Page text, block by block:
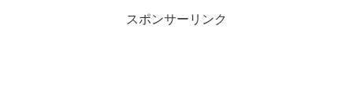
スポンサーリンク